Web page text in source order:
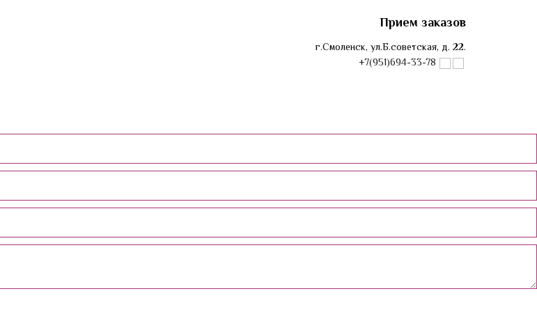
Прием заказов
г.Смоленск, ул.Б.советская, д. 22.
+7(951)694-33-78